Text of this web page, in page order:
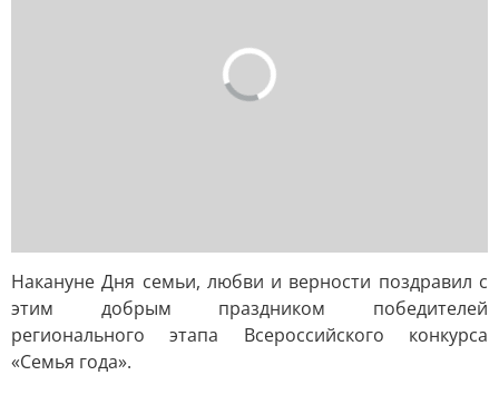
Накануне Дня семьи, любви и верности поздравил с
этим добрым праздником победителей
регионального этапа Всероссийского конкурса
«Семья года».